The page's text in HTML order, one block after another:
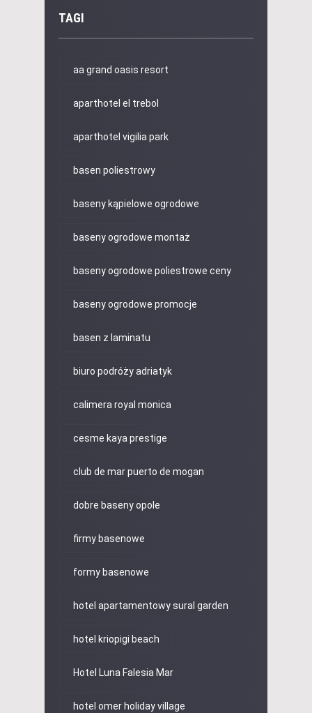
TAGI
aa grand oasis resort
aparthotel el trebol
aparthotel vigilia park
basen poliestrowy
baseny kąpielowe ogrodowe
baseny ogrodowe montaż
baseny ogrodowe poliestrowe ceny
baseny ogrodowe promocje
basen z laminatu
biuro podróży adriatyk
calimera royal monica
cesme kaya prestige
club de mar puerto de mogan
dobre baseny opole
firmy basenowe
formy basenowe
hotel apartamentowy sural garden
hotel kriopigi beach
Hotel Luna Falesia Mar
hotel omer holiday village